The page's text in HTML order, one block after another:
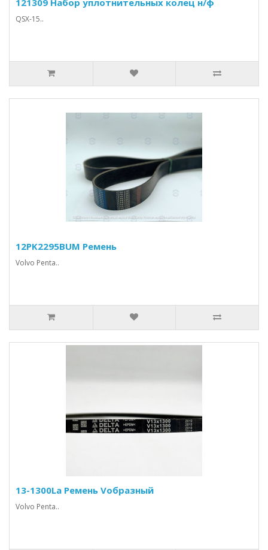
QSX-15..
12PK2295BUM Ремень
Volvo Penta..
13-1300La Ремень Vобразный
Volvo Penta..